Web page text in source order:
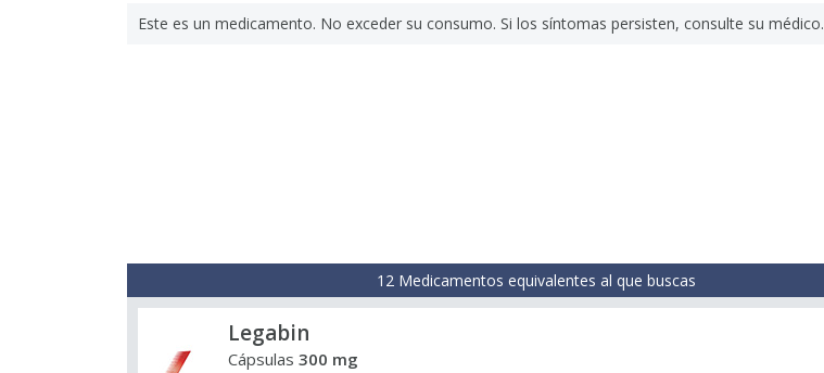
Este es un medicamento. No exceder su consumo. Si los síntomas persisten, consulte su médico.
12 Medicamentos equivalentes al que buscas
Legabin
Cápsulas 300 mg